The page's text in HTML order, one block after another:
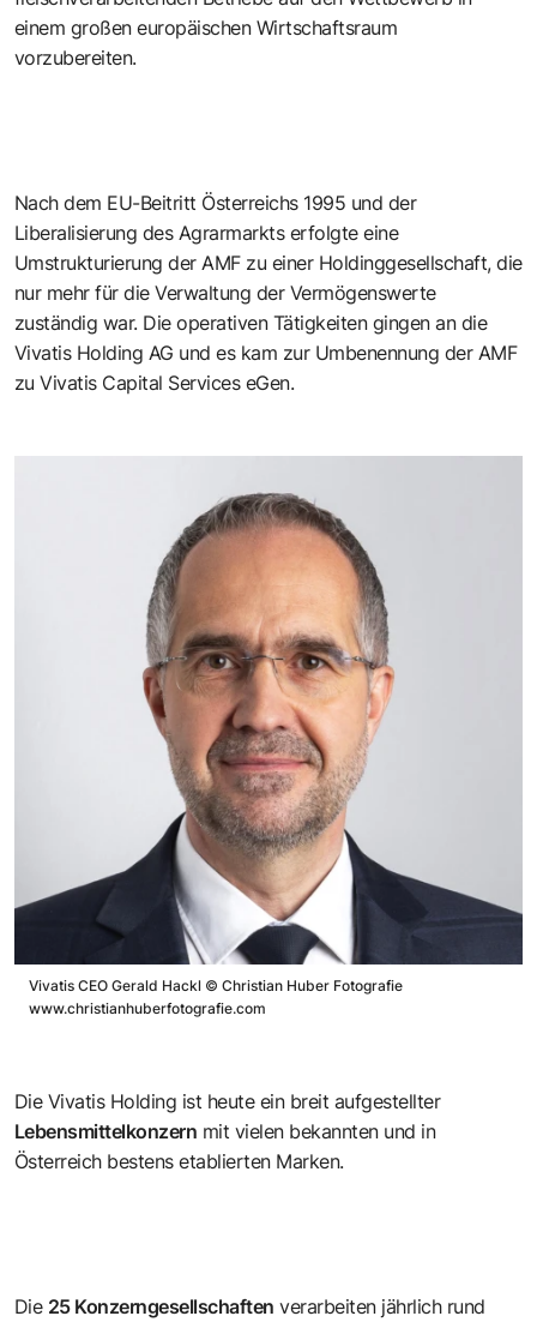
einem großen europäischen Wirtschaftsraum
vorzubereiten.
Nach dem EU-Beitritt Österreichs 1995 und der
Liberalisierung des Agrarmarkts erfolgte eine
Umstrukturierung der AMF zu einer Holdinggesellschaft, die
nur mehr für die Verwaltung der Vermögenswerte
zuständig war. Die operativen Tätigkeiten gingen an die
Vivatis Holding AG und es kam zur Umbenennung der AMF
zu Vivatis Capital Services eGen.
Vivatis CEO Gerald Hackl © Christian Huber Fotografie
www.christianhuberfotografie.com
Die Vivatis Holding ist heute ein breit aufgestellter
Lebensmittelkonzern mit vielen bekannten und in
Österreich bestens etablierten Marken.
Die 25 Konzerngesellschaften verarbeiten jährlich rund